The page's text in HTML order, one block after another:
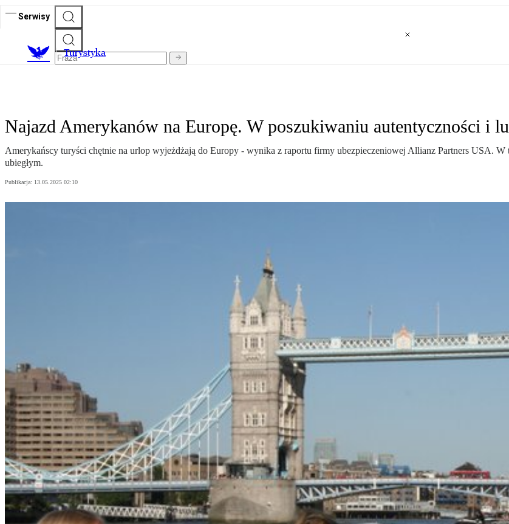
Serwisy
Turystyka
Najazd Amerykanów na Europę. W poszukiwaniu autentyczności i
Amerykańscy turyści chętnie na urlop wyjeżdżają do Europy - wynika z raportu firmy ubezpieczeniowej Allianz Partners USA.
ubiegłym.
Publikacja: 13.05.2025 02:10